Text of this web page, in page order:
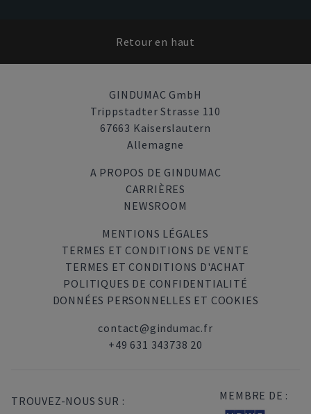
Retour en haut
GINDUMAC GmbH
Trippstadter Strasse 110
67663 Kaiserslautern
Allemagne
A PROPOS DE GINDUMAC
CARRIÈRES
NEWSROOM
MENTIONS LÉGALES
TERMES ET CONDITIONS DE VENTE
TERMES ET CONDITIONS D'ACHAT
POLITIQUES DE CONFIDENTIALITÉ
DONNÉES PERSONNELLES ET COOKIES
contact@gindumac.fr
+49 631 343738 20
TROUVEZ-NOUS SUR : MEMBRE DE :